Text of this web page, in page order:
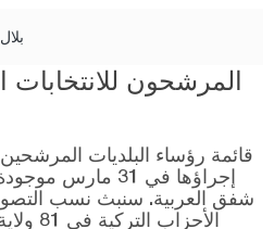
قائمة رؤساء البلديات المرشحين
إجراؤها في 31
شفق العربية. سنبث نسب